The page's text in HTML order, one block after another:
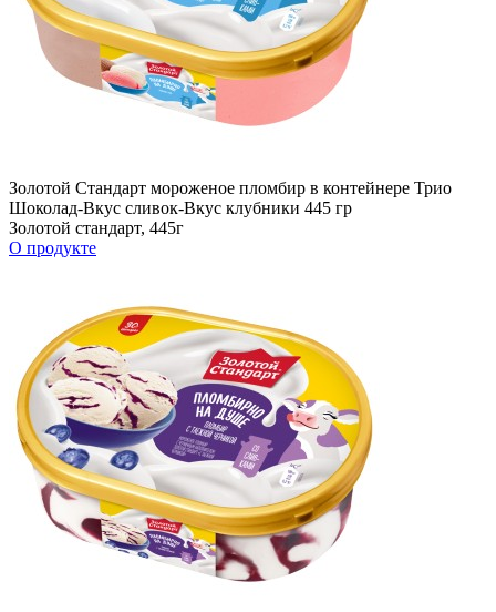
Золотой Стандарт мороженое пломбир в контейнере Трио
Шоколад-Вкус сливок-Вкус клубники 445 гр
Золотой стандарт, 445г
О продукте